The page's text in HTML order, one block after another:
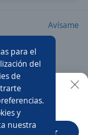
Avísame
la app
Abrir
para el
del
de
y
nuestra